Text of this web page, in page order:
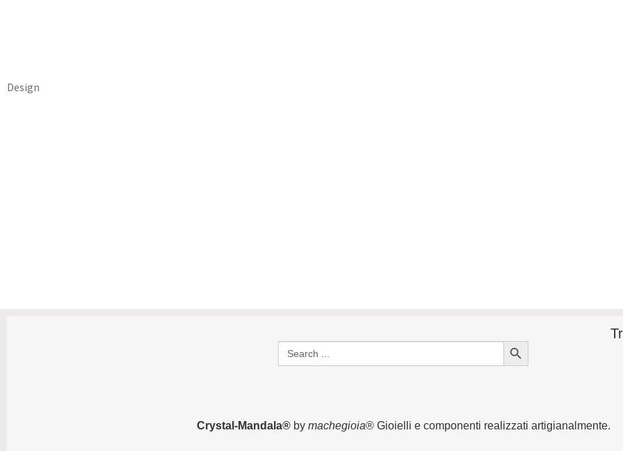
Design
Search
for:
Search Button
Crystal-Mandala®by machegioia® Gioielli e componenti realizzati artigianalmente.